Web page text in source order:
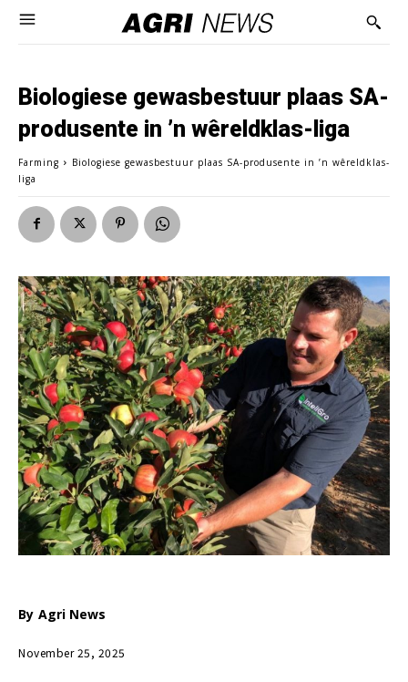
Biologiese gewasbestuur plaas SA-
produsente in ’n wêreldklas-liga
Farming
Biologiese gewasbestuur plaas SA-produsente in ’n wêreldklas-
liga
By Agri News
November 25, 2025